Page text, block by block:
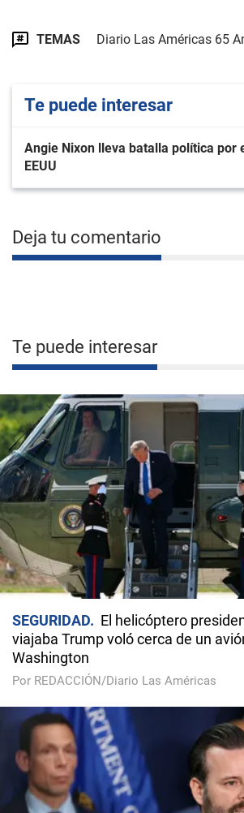
TEMAS Diario Las Américas 65
Te puede interesar
Angie Nixon lleva batalla política por
EEUU
Deja tu comentario
Te puede interesar
SEGURIDAD
El helicóptero
viajaba Trump voló cerca de un
Washington
Por REDACCIÓN/Diario Las Américas